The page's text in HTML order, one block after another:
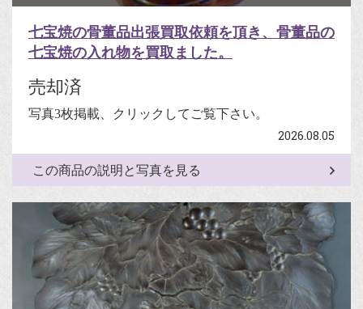
七宝焼の骨董品出張買取依頼を頂き、骨董品の
七宝焼の入れ物を買取ました。
売却済
写真3枚掲載、クリックしてご覧下さい。
2026.08.05
この商品の説明と写真を見る